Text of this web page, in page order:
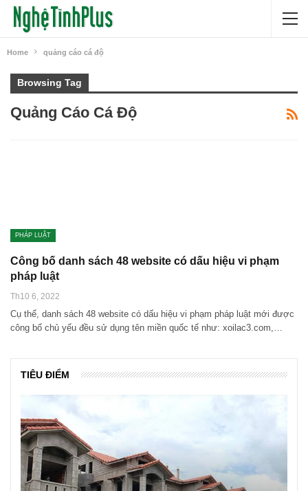
Home quảng cáo cá độ
Browsing Tag
Quảng Cáo Cá Độ
PHÁP LUẬT
Công bố danh sách 48 website có dấu hiệu vi phạm
pháp luật
Th10 6, 2022
Cụ thể, danh sách 48 website có dấu hiệu vi phạm pháp luật mới được
công bố chủ yếu đều sử dụng tên miền quốc tế như: xoilac3.com,…
TIÊU ĐIỂM